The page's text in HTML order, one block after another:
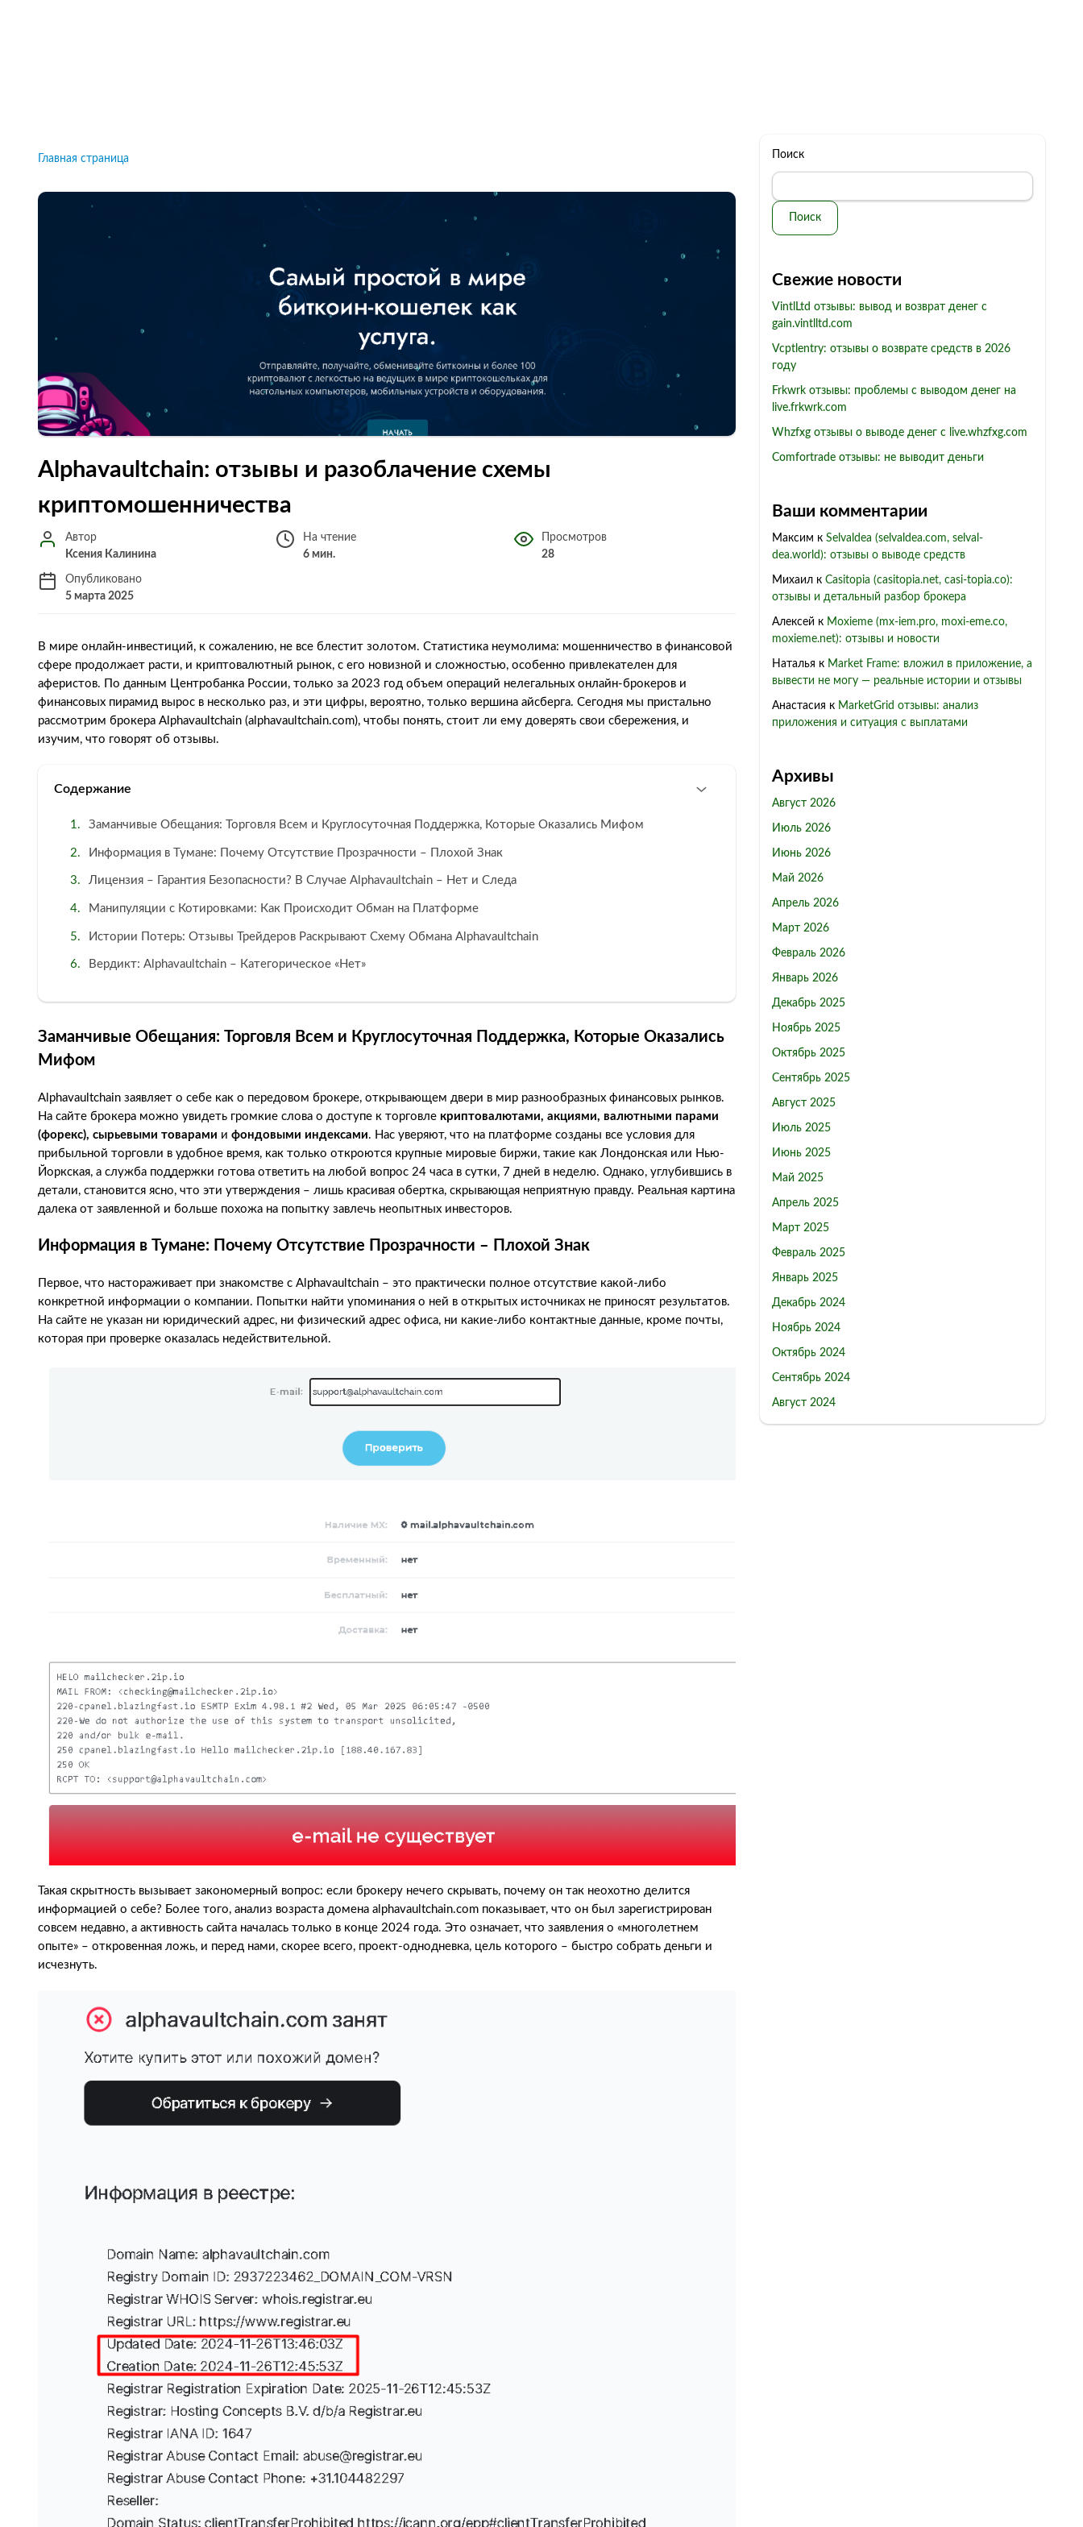
Главная страница
Alphavaultchain: отзывы и разоблачение схемы
криптомошенничества
Автор
Ксения Калинина
На чтение
6 мин.
Просмотров
28
Опубликовано
5 марта 2025
В мире онлайн-инвестиций, к сожалению, не все блестит золотом. Статистика неумолима: мошенничество в финансовой
сфере продолжает расти, и криптовалютный рынок, с его новизной и сложностью, особенно привлекателен для
аферистов. По данным Центробанка России, только за 2023 год объем операций нелегальных онлайн-брокеров и
финансовых пирамид вырос в несколько раз, и эти цифры, вероятно, только вершина айсберга. Сегодня мы пристально
рассмотрим брокера Alphavaultchain (alphavaultchain.com), чтобы понять, стоит ли ему доверять свои сбережения, и
изучим, что говорят об отзывы.
Содержание
Заманчивые Обещания: Торговля Всем и Круглосуточная Поддержка, Которые Оказались Мифом
Информация в Тумане: Почему Отсутствие Прозрачности – Плохой Знак
Лицензия – Гарантия Безопасности? В Случае Alphavaultchain – Нет и Следа
Манипуляции с Котировками: Как Происходит Обман на Платформе
Истории Потерь: Отзывы Трейдеров Раскрывают Схему Обмана Alphavaultchain
Вердикт: Alphavaultchain – Категорическое «Нет»
Заманчивые Обещания: Торговля Всем и Круглосуточная Поддержка, Которые Оказались
Мифом
Alphavaultchain заявляет о себе как о передовом брокере, открывающем двери в мир разнообразных финансовых рынков.
На сайте брокера можно увидеть громкие слова о доступе к торговле криптовалютами, акциями, валютными парами
(форекс), сырьевыми товарами и фондовыми индексами. Нас уверяют, что на платформе созданы все условия для
прибыльной торговли в удобное время, как только откроются крупные мировые биржи, такие как Лондонская или Нью-
Йоркская, а служба поддержки готова ответить на любой вопрос 24 часа в сутки, 7 дней в неделю. Однако, углубившись в
детали, становится ясно, что эти утверждения – лишь красивая обертка, скрывающая неприятную правду. Реальная картина
далека от заявленной и больше похожа на попытку завлечь неопытных инвесторов.
Информация в Тумане: Почему Отсутствие Прозрачности – Плохой Знак
Первое, что настораживает при знакомстве с Alphavaultchain – это практически полное отсутствие какой-либо
конкретной информации о компании. Попытки найти упоминания о ней в открытых источниках не приносят результатов.
На сайте не указан ни юридический адрес, ни физический адрес офиса, ни какие-либо контактные данные, кроме почты,
которая при проверке оказалась недействительной.
Такая скрытность вызывает закономерный вопрос: если брокеру нечего скрывать, почему он так неохотно делится
информацией о себе? Более того, анализ возраста домена alphavaultchain.com показывает, что он был зарегистрирован
совсем недавно, а активность сайта началась только в конце 2024 года. Это означает, что заявления о «многолетнем
опыте» – откровенная ложь, и перед нами, скорее всего, проект-однодневка, цель которого – быстро собрать деньги и
исчезнуть.
Поиск
Поиск
Свежие новости
VintlLtd отзывы: вывод и возврат денег с
gain.vintlltd.com
Vcptlentry: отзывы о возврате средств в 2026
году
Frkwrk отзывы: проблемы с выводом денег на
live.frkwrk.com
Whzfxg отзывы о выводе денег с live.whzfxg.com
Comfortrade отзывы: не выводит деньги
Ваши комментарии
Максим к Selvaldea (selvaldea.com, selval-
dea.world): отзывы о выводе средств
Михаил к Casitopia (casitopia.net, casi-topia.co):
отзывы и детальный разбор брокера
Алексей к Moxieme (mx-iem.pro, moxi-eme.co,
moxieme.net): отзывы и новости
Наталья к Market Frame: вложил в приложение, а
вывести не могу — реальные истории и отзывы
Анастасия к MarketGrid отзывы: анализ
приложения и ситуация с выплатами
Архивы
Август 2026
Июль 2026
Июнь 2026
Май 2026
Апрель 2026
Март 2026
Февраль 2026
Январь 2026
Декабрь 2025
Ноябрь 2025
Октябрь 2025
Сентябрь 2025
Август 2025
Июль 2025
Июнь 2025
Май 2025
Апрель 2025
Март 2025
Февраль 2025
Январь 2025
Декабрь 2024
Ноябрь 2024
Октябрь 2024
Сентябрь 2024
Август 2024